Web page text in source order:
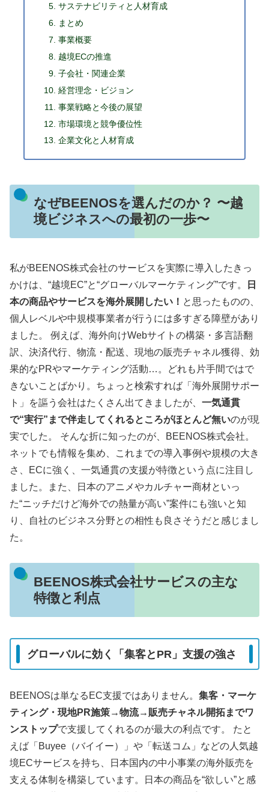
サステナビリティと人材育成
まとめ
事業概要
越境ECの推進
子会社・関連企業
経営理念・ビジョン
事業戦略と今後の展望
市場環境と競争優位性
企業文化と人材育成
なぜBEENOSを選んだのか？ 〜越
境ビジネスへの最初の一歩〜
私がBEENOS株式会社のサービスを実際に導入したきっ
かけは、“越境EC”と“グローバルマーケティング”です。
日
本の商品やサービスを海外展開したい！ と思ったものの、
個人レベルや中規模事業者が行うには多すぎる障壁があり
ました。 例えば、海外向けWebサイトの構築・多言語翻
訳、決済代行、物流・配送、現地の販売チャネル獲得、効
果的なPRやマーケティング活動…。どれも片手間ではで
きないことばかり。ちょっと検索すれば「海外展開サポー
ト」を謳う会社はたくさん出てきましたが、 一気通貫
で“実行”まで伴走してくれるところがほとんど無いのが現
実でした。 そんな折に知ったのが、BEENOS株式会社。
ネットでも情報を集め、これまでの導入事例や規模の大き
さ、ECに強く、一気通貫の支援が特徴という点に注目し
ました。また、日本のアニメやカルチャー商材といっ
た“ニッチだけど海外での熱量が高い”案件にも強いと知
り、自社のビジネス分野との相性も良さそうだと感じまし
た。
BEENOS株式会社サービスの主な
特徴と利点
グローバルに効く「集客とPR」支援の強さ
BEENOSは単なるEC支援ではありません。 集客・マーケ
ティング・現地PR施策→物流→販売チャネル開拓までワ
ンストップで支援してくれるのが最大の利点です。 たと
えば「Buyee（バイイー）」や「転送コム」などの人気越
境ECサービスを持ち、日本国内の中小事業の海外販売を
支える体制を構築しています。日本の商品を“欲しい”と感